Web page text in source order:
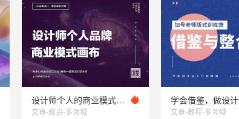
设计师个人的商业模式画布
文章-观点-多领域 文章-教程-多领域